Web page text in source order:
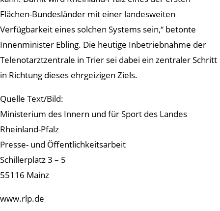
Flächen-Bundesländer mit einer landesweiten
Verfügbarkeit eines solchen Systems sein,“ betonte
Innenminister Ebling. Die heutige Inbetriebnahme der
Telenotarztzentrale in Trier sei dabei ein zentraler Schritt
in Richtung dieses ehrgeizigen Ziels.
Quelle Text/Bild:
Ministerium des Innern und für Sport des Landes
Rheinland-Pfalz
Presse- und Öffentlichkeitsarbeit
Schillerplatz 3 – 5
55116 Mainz
www.rlp.de